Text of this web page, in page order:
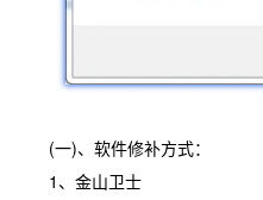
(一)、软件修补方式：
1、金山卫士